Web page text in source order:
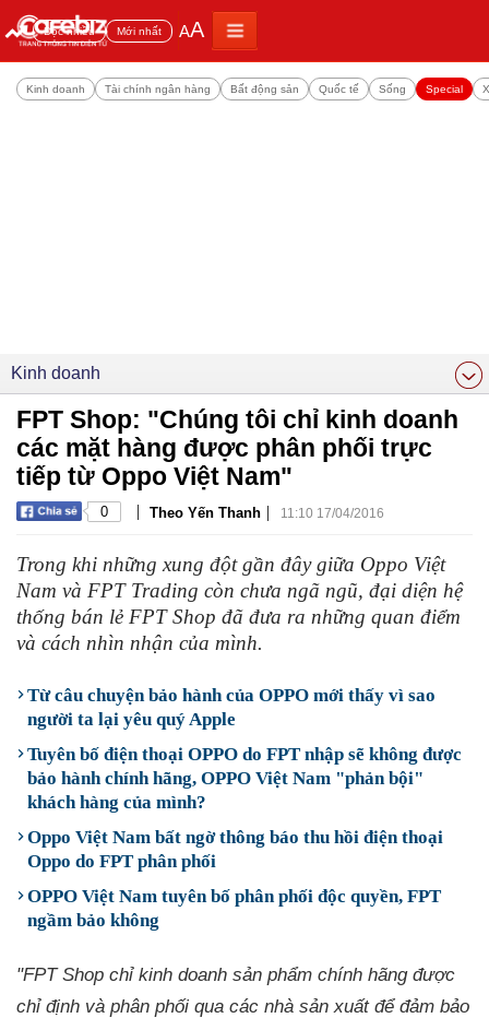
Đọc nhiều Mới nhất AA
Kinh doanh Tài chính ngân hàng Bất động sản Quốc tế Sống Special
Kinh doanh
FPT Shop: "Chúng tôi chỉ kinh doanh
các mặt hàng được phân phối trực
tiếp từ Oppo Việt Nam"
0 | Theo Yến Thanh | 11:10 17/04/2016
Trong khi những xung đột gần đây giữa Oppo Việt
Nam và FPT Trading còn chưa ngã ngũ, đại diện hệ
thống bán lẻ FPT Shop đã đưa ra những quan điểm
và cách nhìn nhận của mình.
Từ câu chuyện bảo hành của OPPO mới thấy vì sao
người ta lại yêu quý Apple
Tuyên bố điện thoại OPPO do FPT nhập sẽ không được
bảo hành chính hãng, OPPO Việt Nam "phản bội"
khách hàng của mình?
Oppo Việt Nam bất ngờ thông báo thu hồi điện thoại
Oppo do FPT phân phối
OPPO Việt Nam tuyên bố phân phối độc quyền, FPT
ngầm bảo không
"FPT Shop chỉ kinh doanh sản phẩm chính hãng được
chỉ định và phân phối qua các nhà sản xuất để đảm bảo